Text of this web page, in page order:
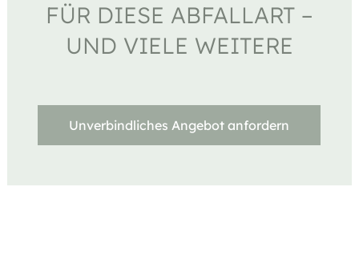
FÜR DIESE ABFALLART –
UND VIELE WEITERE
Unverbindliches Angebot anfordern